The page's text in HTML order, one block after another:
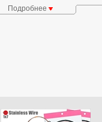
Подробнее